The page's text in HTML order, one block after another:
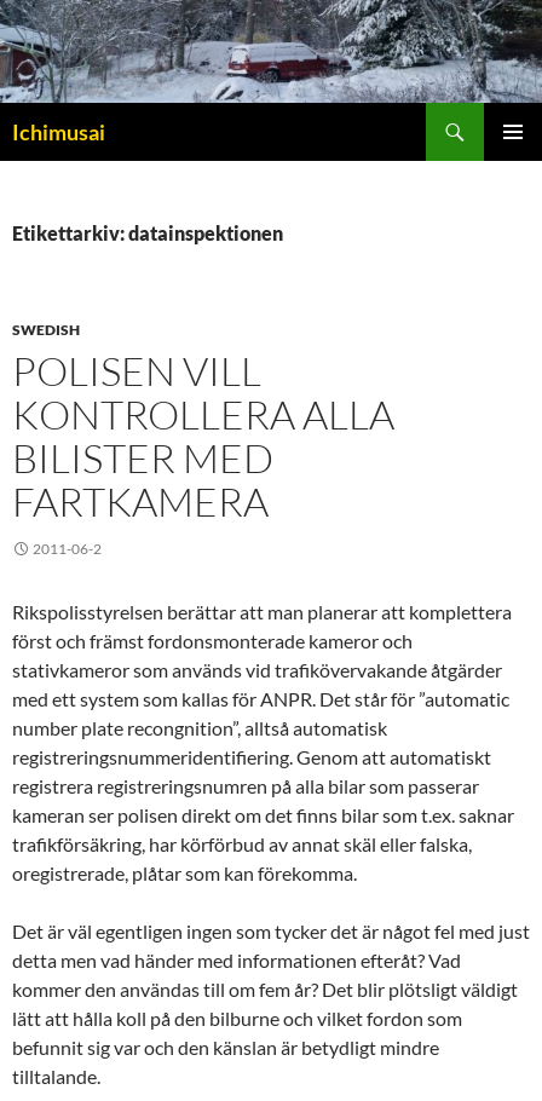
Ichimusai
Etikettarkiv: datainspektionen
SWEDISH
POLISEN VILL
KONTROLLERA ALLA
BILISTER MED
FARTKAMERA
2011-06-2
Rikspolisstyrelsen berättar att man planerar att komplettera
först och främst fordonsmonterade kameror och
stativkameror som används vid trafikövervakande åtgärder
med ett system som kallas för ANPR. Det står för ”automatic
number plate recongnition”, alltså automatisk
registreringsnummeridentifiering. Genom att automatiskt
registrera registreringsnumren på alla bilar som passerar
kameran ser polisen direkt om det finns bilar som t.ex. saknar
trafikförsäkring, har körförbud av annat skäl eller falska,
oregistrerade, plåtar som kan förekomma.
Det är väl egentligen ingen som tycker det är något fel med just
detta men vad händer med informationen efteråt? Vad
kommer den användas till om fem år? Det blir plötsligt väldigt
lätt att hålla koll på den bilburne och vilket fordon som
befunnit sig var och den känslan är betydligt mindre
tilltalande.